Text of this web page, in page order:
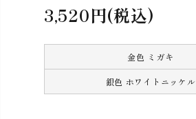
3,520円(税込)
金色 ミガキ
銀色 ホワイトニッケル